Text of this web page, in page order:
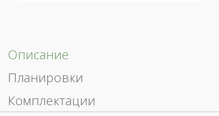
Описание
Планировки
Комплектации